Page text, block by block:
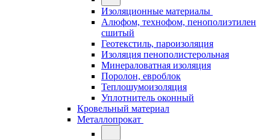
Изоляционные материалы
Алюфом, технофом, пенополиэтилен
сшитый
Геотекстиль, пароизоляция
Изоляция пенополистерольная
Минераловатная изоляция
Поролон, евроблок
Теплошумоизоляция
Уплотнитель оконный
Кровельный материал
Металлопрокат